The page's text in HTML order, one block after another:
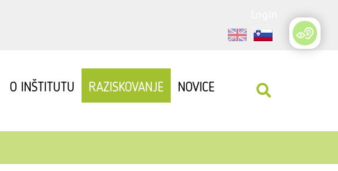
O INŠTITUTU RAZISKOVANJE NOVICE